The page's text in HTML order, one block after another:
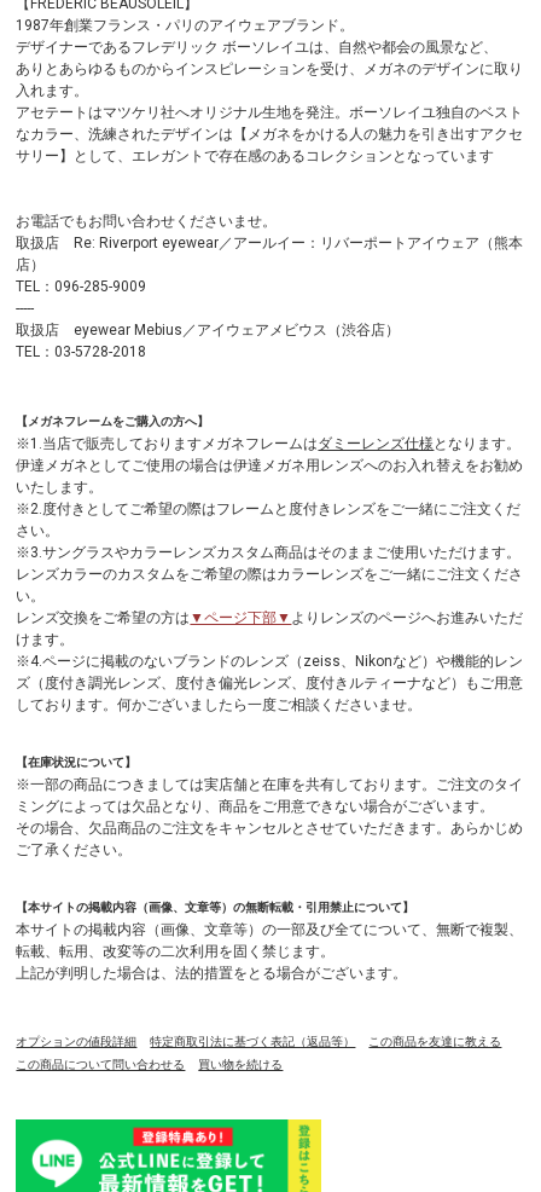
【FREDERIC BEAUSOLEIL】
1987年創業フランス・パリのアイウェアブランド。
デザイナーであるフレデリック ボーソレイユは、自然や都会の風景など、
ありとあらゆるものからインスピレーションを受け、メガネのデザインに取り
入れます。
アセテートはマツケリ社へオリジナル生地を発注。ボーソレイユ独自のベスト
なカラー、洗練されたデザインは【メガネをかける人の魅力を引き出すアクセ
サリー】として、エレガントで存在感のあるコレクションとなっています
お電話でもお問い合わせくださいませ。
取扱店 Re: Riverport eyewear／アールイー：リバーポートアイウェア（熊本
店）
TEL：096-285-9009
-----
取扱店 eyewear Mebius／アイウェアメビウス（渋谷店）
TEL：03-5728-2018
【メガネフレームをご購入の方へ】
※1.当店で販売しておりますメガネフレームはダミーレンズ仕様 となります。
伊達メガネとしてご使用の場合は伊達メガネ用レンズへのお入れ替えをお勧め
いたします。
※2.度付きとしてご希望の際はフレームと度付きレンズをご一緒にご注文くだ
さい。
※3.サングラスやカラーレンズカスタム商品はそのままご使用いただけます。
レンズカラーのカスタムをご希望の際はカラーレンズをご一緒にご注文くださ
い。
レンズ交換をご希望の方は ▼ページ下部▼ よりレンズのページへお進みいただ
けます。
※4.ページに掲載のないブランドのレンズ（zeiss、Nikonなど）や機能的レン
ズ（度付き調光レンズ、度付き偏光レンズ、度付きルティーナなど）もご用意
しております。何かございましたら一度ご相談くださいませ。
【在庫状況について】
※一部の商品につきましては実店舗と在庫を共有しております。ご注文のタイ
ミングによっては欠品となり、商品をご用意できない場合がございます。
その場合、欠品商品のご注文をキャンセルとさせていただきます。あらかじめ
ご了承ください。
【本サイトの掲載内容（画像、文章等）の無断転載・引用禁止について】
本サイトの掲載内容（画像、文章等）の一部及び全てについて、無断で複製、
転載、転用、改変等の二次利用を固く禁じます。
上記が判明した場合は、法的措置をとる場合がございます。
オプションの値段詳細 特定商取引法に基づく表記（返品等）
この商品を友達に教える
この商品について問い合わせる
買い物を続ける